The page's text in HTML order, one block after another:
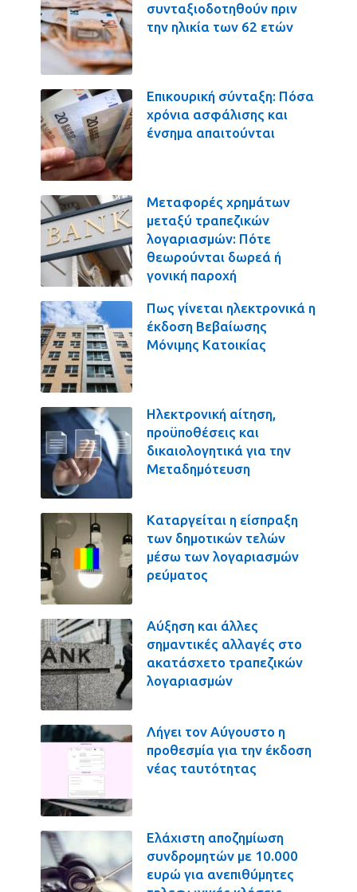
συνταξιοδοτηθούν πριν
την ηλικία των 62 ετών
Επικουρική σύνταξη: Πόσα
χρόνια ασφάλισης και
ένσημα απαιτούνται
Μεταφορές χρημάτων
μεταξύ τραπεζικών
λογαριασμών: Πότε
θεωρούνται δωρεά ή
γονική παροχή
Πως γίνεται ηλεκτρονικά η
έκδοση Βεβαίωσης
Μόνιμης Κατοικίας
Ηλεκτρονική αίτηση,
προϋποθέσεις και
δικαιολογητικά για την
Μεταδημότευση
Καταργείται η είσπραξη
των δημοτικών τελών
μέσω των λογαριασμών
ρεύματος
Αύξηση και άλλες
σημαντικές αλλαγές στο
ακατάσχετο τραπεζικών
λογαριασμών
Λήγει τον Αύγουστο η
προθεσμία για την έκδοση
νέας ταυτότητας
Ελάχιστη αποζημίωση
συνδρομητών με 10.000
ευρώ για ανεπιθύμητες